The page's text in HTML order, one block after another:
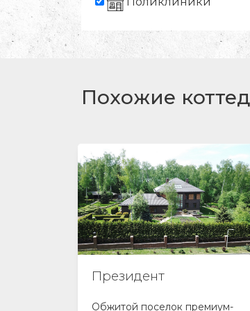
Похожие
Новое Румянцево
Камерный поселок бизнес-